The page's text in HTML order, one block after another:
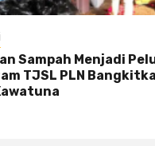
Sampah Menjadi
TJSL PLN